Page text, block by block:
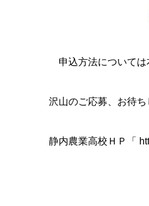
申込方法については
沢山のご応募、お待ち
静内農業高校ＨＰ「